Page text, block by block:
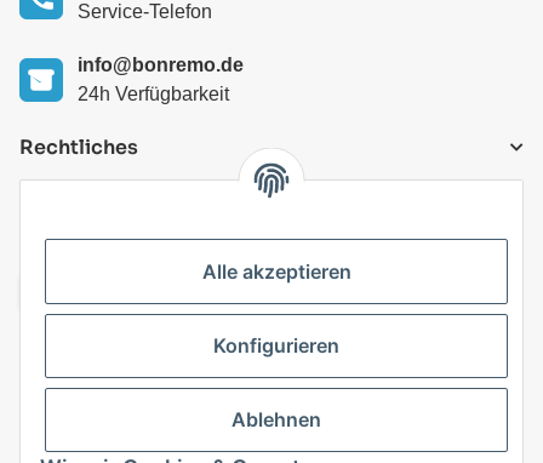
Service-Telefon
info@bonremo.de
24h Verfügbarkeit
Rechtliches
Vertrag widerrufen
Alle akzeptieren
Konfigurieren
Ablehnen